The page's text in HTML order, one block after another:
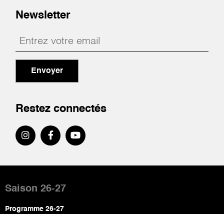
Newsletter
Envoyer
Restez connectés
de
page
Saison 26-27
Programme 26-27